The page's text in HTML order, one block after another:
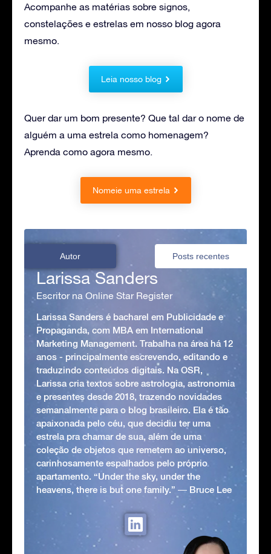
Acompanhe as matérias sobre signos,
constelações e estrelas em nosso blog agora
mesmo.
Leia nosso blog
Quer dar um bom presente? Que tal dar o nome de
alguém a uma estrela como homenagem?
Aprenda como agora mesmo.
Nomeie uma estrela
Autor Posts recentes
Larissa Sanders
Escritor na Online Star Register
Larissa Sanders é bacharel em Publicidade e
Propaganda, com MBA em International
Marketing Management. Trabalha na área há 12
anos - principalmente escrevendo, editando e
traduzindo conteúdos digitais. Na OSR,
Larissa cria textos sobre astrologia, astronomia
e presentes desde 2018, trazendo novidades
semanalmente para o blog brasileiro. Ela é tão
apaixonada pelo céu, que decidiu ter uma
estrela pra chamar de sua, além de uma
coleção de objetos que remetem ao universo,
carinhosamente espalhados pelo próprio
apartamento. “Under the sky, under the
heavens, there is but one family.” ― Bruce Lee